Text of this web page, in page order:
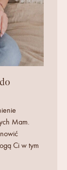
Mam.
Ci w tym